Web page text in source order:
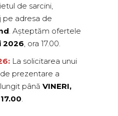
de sarcini,
pe adresa de
. Așteptăm ofertele
2026 , ora 17.00.
La solicitarea unui
prezentare a
până VINERI,